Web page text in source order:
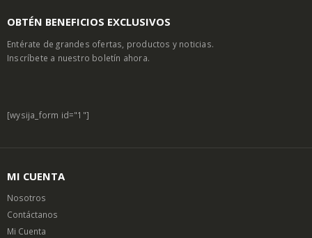
OBTÉN BENEFICIOS EXCLUSIVOS
Entérate de grandes ofertas, productos y noticias.
Inscríbete a nuestro boletín ahora.
[wysija_form id="1"]
MI CUENTA
Nosotros
Contáctanos
Mi Cuenta